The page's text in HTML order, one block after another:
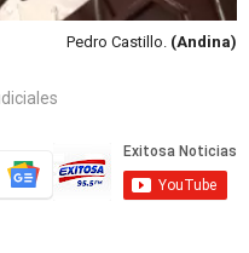
Pedro Castillo. (Andina)